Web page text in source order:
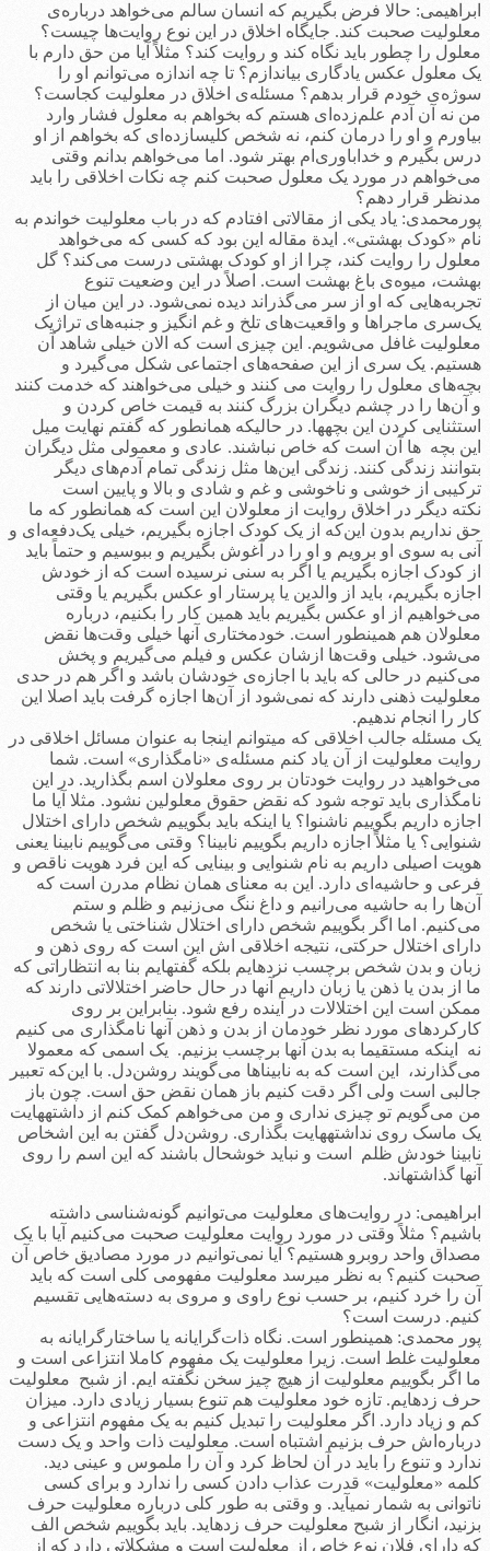
ابراهیمی: حالا فرض بگیریم که انسان سالم می‌خواهد درباره‌ی
معلولیت صحبت کند. جایگاه اخلاق در این نوع روایت‌ها چیست؟
معلول را چطور باید نگاه کند و روایت کند؟ مثلاً آيا من حق دارم با
یک معلول عکس یادگاری بیاندازم؟ تا چه اندازه می‌توانم او را
سوژه‌ی خودم قرار بدهم؟ مسئله‌ی اخلاق در معلولیت کجاست؟
من نه آن آدم علم‌زده­‌ای هستم که بخواهم به معلول فشار وارد
بیاورم و او را درمان کنم، نه شخص کلیسازده­‌ای که بخواهم از او
درس بگیرم و خداباوری‌ام بهتر شود. اما می‌خواهم بدانم وقتی
می‌خواهم در مورد یک معلول صحبت کنم چه نکات اخلاقی را باید
مدنظر قرار دهم؟
پورمحمدی: یاد یکی از مقالاتی افتادم که در باب معلولیت خواندم به
نام «کودک بهشتی». ایدة مقاله این بود که کسی که می‌خواهد
معلول را روایت کند، چرا از او کودک بهشتی درست می‌کند؟ گل
بهشت، میوه‌ی باغ بهشت است. اصلاً در این وضعیت تنوع
تجربه‌هایی که او از سر می‌گذراند دیده ‌نمی‌شود. در این میان از
یک‌سری ماجراها و واقعیت‌های تلخ و غم انگیز و جنبه‌های تراژیک
معلولیت غافل می‌شویم. این چیزی است که الان خیلی شاهد آن
هستیم. یک سری از این صفحه‌های اجتماعی شکل می‌گیرد و
بچه‌های معلول را روایت می کنند و خیلی می‌خواهند که خدمت کنند
و آن‌ها را در چشم دیگران بزرگ کنند به قیمت خاص کردن و
استثنایی کردن این بچه­ها. در حالیکه همانطور که گفتم نهایت میل
این بچه ها آن است که خاص نباشند. عادی و معمولی مثل دیگران
بتوانند زندگی کنند. زندگی این‌ها مثل زندگی تمام آدم‌های دیگر
ترکیبی از خوشی و ناخوشی و غم و شادی و بالا و پایین است
نکته دیگر در اخلاق روایت از معلولان این است که همانطور که ما
حق نداریم بدون این‌که از یک کودک اجازه بگیریم، خیلی یک‌دفعه‌ای و
آنی به سوی او برویم و او را در آغوش بگیریم و ببوسیم و حتماً باید
از کودک اجازه بگیریم یا اگر به سنی نرسیده است که از خودش
اجازه بگیریم، باید از والدین یا پرستار او عکس بگیریم یا وقتی
می‌خواهیم از او عکس بگیریم باید همین کار را بکنیم، درباره
معلولان هم همینطور است. خودمختاری آنها خیلی وقت‌ها نقض
می‌شود. خیلی وقت‌ها ازشان عکس و فیلم می‌گیریم و پخش
می‌کنیم در حالی که باید با اجازه‌ی خودشان باشد و اگر هم در حدی
معلولیت ذهنی دارند که نمی‌شود از آن‌ها اجازه گرفت باید اصلا این
کار را انجام ندهیم.
یک مسئله جالب اخلاقی که می­توانم اینجا به عنوان مسائل اخلاقی در
روایت معلولیت از آن یاد کنم مسئله‌ی «نامگذاری» است. شما
می‌خواهید در روایت خودتان بر روی معلولان اسم بگذارید. در این
نامگذاری باید توجه شود که نقض حقوق معلولین نشود. مثلا آیا ما
اجازه داریم بگوییم ناشنوا؟ یا اینکه باید بگوییم شخص دارای اختلال
شنوایی؟ یا مثلاً اجازه داریم بگوییم نابینا؟ وقتی می‌گوییم نابینا یعنی
هویت اصیلی داریم به نام شنوایی و بینایی که این فرد هویت ناقص و
فرعی و حاشیه‌ای دارد. این به معنای همان نظام مدرن است که
آن‌ها را به حاشیه می‌رانیم و داغ ننگ می‌زنیم و ظلم و ستم
می‌کنیم. اما اگر بگوییم شخص دارای اختلال شناختی یا شخص
دارای اختلال حرکتی، نتیجه اخلاقی اش این است که روی ذهن و
زبان و بدن شخص برچسب نزده­ایم بلکه گفته­ایم بنا به انتظاراتی که
ما از بدن یا ذهن یا زبان داریم آنها در حال حاضر اختلالاتی دارند که
ممکن است این اختلالات در آینده رفع شود. بنابراین بر روی
کارکردهای مورد نظر خودمان از بدن و ذهن آنها نامگذاری می کنیم
نه اینکه مستقیما به بدن آنها برچسب بزنیم. یک اسمی که معمولا
می‌گذارند، این است که به نابیناها می‌گویند روشن‌دل. با این‌که تعبیر
جالبی است ولی اگر دقت کنیم باز همان نقض حق است. چون باز
من می‌گویم تو چیزی نداری و من می‌خواهم کمک کنم از داشته­هایت
یک ماسک روی نداشته­هایت بگذاری. روشن‌دل گفتن به این اشخاص
نابینا خودش ظلم است و نباید خوشحال باشند که این اسم را روی
آنها گذاشته­اند.
ابراهیمی: در روایت‌های معلولیت می‌توانیم گونه‌شناسی داشته
باشیم؟ مثلاً وقتی در مورد روایت معلولیت صحبت می‌کنیم آيا با یک
مصداق واحد روبرو هستیم؟ آیا نمی‌توانیم در مورد مصادیق خاص آن
صحبت کنیم؟ به نظر می­رسد معلولیت مفهومی کلی است که باید
آن را خرد کنیم، بر حسب نوع راوی و مروی به دسته‌هایی تقسیم‌
کنیم. درست است؟
پور محمدی: همینطور است. نگاه ذات‌گرایانه یا ساختارگرایانه به
معلولیت غلط است. زیرا معلولیت یک مفهوم کاملا انتزاعی است و
ما اگر بگوییم معلولیت از هیچ چیز سخن نگفته ایم. از شبح معلولیت
حرف زده­ایم. تازه خود معلولیت هم تنوع بسیار زیادی دارد. میزان
کم و زیاد دارد. اگر معلولیت را تبدیل کنیم به یک مفهوم انتزاعی و
درباره‌اش حرف بزنیم اشتباه است. معلولیت ذات واحد و یک دست
ندارد و تنوع را باید در آن لحاظ کرد و آن را ملموس و عینی دید.
کلمه «معلولیت» قدرت عذاب دادن کسی را ندارد و برای کسی
ناتوانی به شمار نمی­آید. و وقتی به طور کلی درباره معلولیت حرف
بزنید، انگار از شبح معلولیت حرف زده­اید. باید بگوییم شخص الف
که دارای فلان نوع خاص از معلولیت است و مشکلاتی دارد که از